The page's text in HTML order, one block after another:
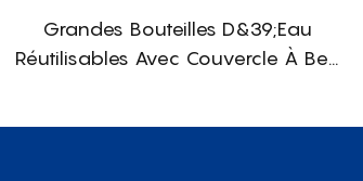
Grandes Bouteilles D&39;eau
Réutilisables Avec Couvercle À Bec